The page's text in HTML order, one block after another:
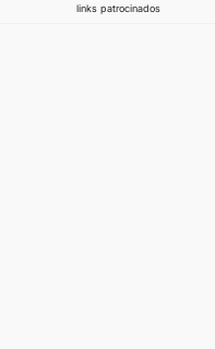
links patrocinados